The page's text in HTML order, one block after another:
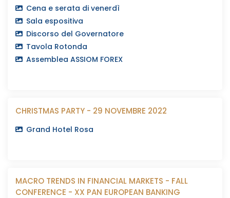
Cena e serata di venerdì
Sala espositiva
Discorso del Governatore
Tavola Rotonda
Assemblea ASSIOM FOREX
CHRISTMAS PARTY - 29 NOVEMBRE 2022
Grand Hotel Rosa
MACRO TRENDS IN FINANCIAL MARKETS - FALL
CONFERENCE - XX PAN EUROPEAN BANKING